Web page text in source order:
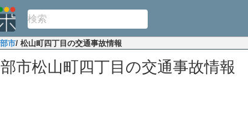
市/ 松山町四丁目の交通事故情報
市松山町四丁目の交通事故情報